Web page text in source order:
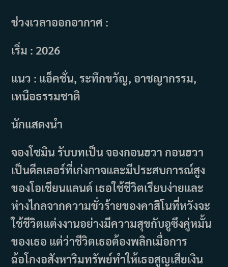
ช่วงเวลาออกอากาศ :
เริ่ม : 2026
แนว : แอ็คชั่น, ระทึกขวัญ, อาชญากรรม,
เหนือธรรมชาติ
นักแสดงนำ
จองโซมิน รับบทเป็น จองกอนฮวา กอนฮวา
เป็นดีลเลอร์ที่เก่งกาจและมีประสบการณ์สูง
ของโอเชียนแลนด์ เธอใช้ชีวิตเรียบง่ายและ
ห่างไกลจากความชั่วร้ายของคาสิโนที่หวังจะ
ใช้ชีวิตแต่งงานอย่างมีความสุขกับอูซึงคู่หมั้น
ของเธอ แต่ว่าชีวิตเธอต้องพลิกเมื่อการ
ฉ้อโกงอสังหาริมทรัพย์ทำให้เธอสูญเสียเงิน